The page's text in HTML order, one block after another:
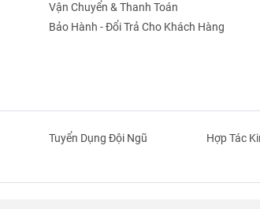
Vận Chuyển & Thanh Toán
Bảo Hành - Đổi Trả Cho Khách Hàng
Tuyển Dụng Đội Ngũ Hợp Tác